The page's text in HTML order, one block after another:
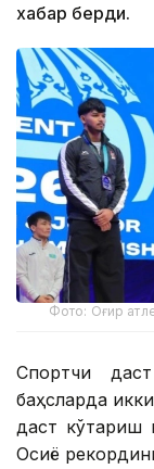
хабар берди.
Фото: Оғир
Спортчи
баҳсларда
даст кўтариш
Осиё